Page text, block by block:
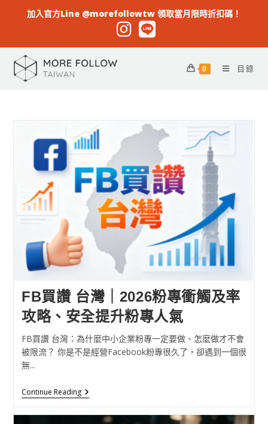
加入官方Line @morefollowtw 領取當月限時折扣碼！
0 目錄
FB買讚 台灣｜2026粉專衝觸及率
攻略、安全提升粉專人氣
FB買讚 台灣：為什麼中小企業粉專一定要做、怎麼做才不會
被限流？ 你是不是經營Facebook粉專很久了，卻遇到一個很
無...
Continue Reading